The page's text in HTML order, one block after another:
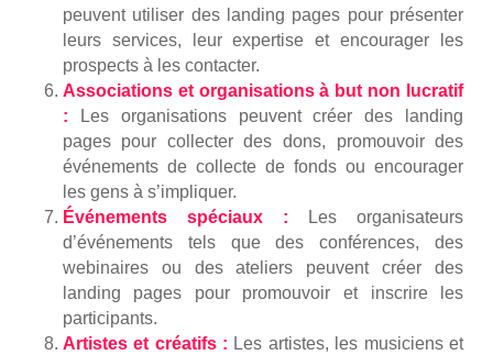
peuvent utiliser des landing pages pour présenter
leurs services, leur expertise et encourager les
prospects à les contacter.
Associations et organisations à but non lucratif
:
Les organisations peuvent créer des landing
pages pour collecter des dons, promouvoir des
événements de collecte de fonds ou encourager
les gens à s’impliquer.
Événements spéciaux : Les organisateurs
d’événements tels que des conférences, des
webinaires ou des ateliers peuvent créer des
landing pages pour promouvoir et inscrire les
participants.
Artistes et créatifs : Les artistes, les musiciens et